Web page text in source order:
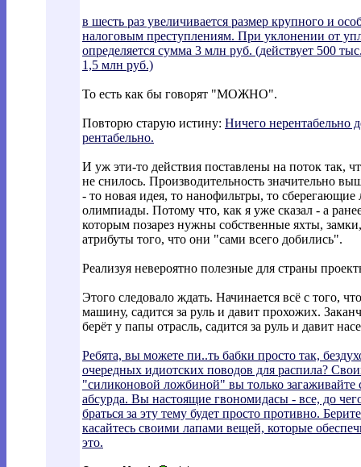
в шесть раз увеличивается размер крупного и
налоговым преступлениям. При уклонении от
определяется сумма 3 млн руб. (действует 500
1,5 млн руб.)
То есть как бы говорят "МОЖНО".
Повторю старую истину: Ничего нерентабельно
рентабельно.
И уж эти-то действия поставлены на поток так,
не снилось. Производительность значительно
- то новая идея, то нанофильтры, то
олимпиады. Потому что, как я уже сказал - а
которым позарез нужны собственные яхты,
атрибуты того, что они "сами всего добились".
Реализуя невероятно полезные для страны
Этого следовало ждать. Начинается всё с того,
машину, садится за руль и давит прохожих.
берёт у папы отрасль, садится за руль и давит
Ребята, вы можете пи..ть бабки просто так,
очередных идиотских поводов для распила?
"силиконовой ложбиной" вы только
абсурда. Вы настоящие гвономидасы - все, до
браться за эту тему будет просто противно.
касайтесь своими лапами вещей, которые
это.